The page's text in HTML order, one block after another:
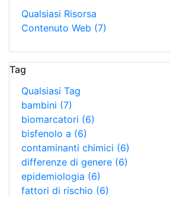
Qualsiasi Risorsa
Contenuto Web (7)
Tag
Qualsiasi Tag
bambini (7)
biomarcatori (6)
bisfenolo a (6)
contaminanti chimici (6)
differenze di genere (6)
epidemiologia (6)
fattori di rischio (6)